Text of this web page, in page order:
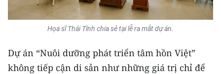
VỀ BÁO NHÂN DÂN
NHÂN DÂN CUỐI TUẦN
Họa sĩ Thái Tĩnh chia sẻ tại lễ ra mắt dự án.
Dự án “Nuôi dưỡng phát triển tâm hồn Việt”
không tiếp cận di sản như những giá trị chỉ để